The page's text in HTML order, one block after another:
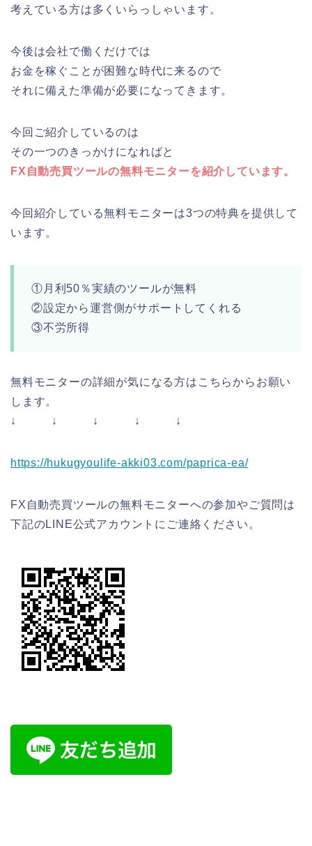
考えている方は多くいらっしゃいます。
今後は会社で働くだけでは
お金を稼ぐことが困難な時代に来るので
それに備えた準備が必要になってきます。
今回ご紹介しているのは
その一つのきっかけになればと
FX自動売買ツールの無料モニターを紹介しています。
今回紹介している無料モニターは3つの特典を提供して
います。
①月利50％実績のツールが無料
②設定から運営側がサポートしてくれる
③不労所得
無料モニターの詳細が気になる方はこちらからお願い
します。
↓ ↓ ↓ ↓ ↓
https://hukugyoulife-akki03.com/paprica-ea/
FX自動売買ツールの無料モニターへの参加やご質問は
下記のLINE公式アカウントにご連絡ください。